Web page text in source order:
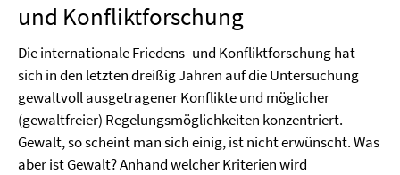
und Konfliktforschung
Die internationale Friedens- und Konfliktforschung hat
sich in den letzten dreißig Jahren auf die Untersuchung
gewaltvoll ausgetragener Konflikte und möglicher
(gewaltfreier) Regelungsmöglichkeiten konzentriert.
Gewalt, so scheint man sich einig, ist nicht erwünscht. Was
aber ist Gewalt? Anhand welcher Kriterien wird